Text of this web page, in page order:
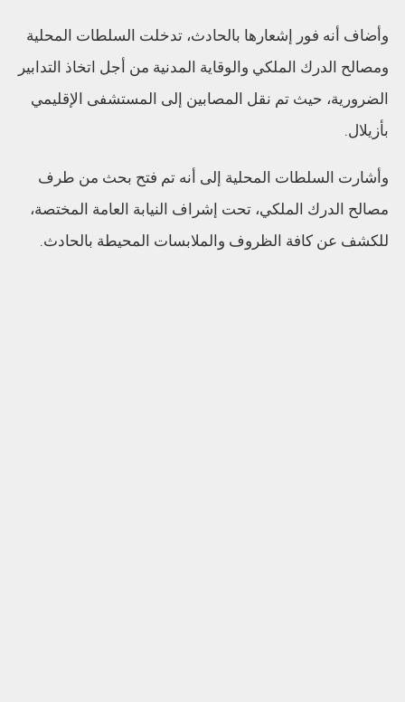
وأضاف أنه فور إشعارها بالحادث، تدخلت السلطات المحلية
ومصالح الدرك الملكي والوقاية المدنية من أجل اتخاذ التدابير
الضرورية، حيث تم نقل المصابين إلى المستشفى الإقليمي
بأزيلال.
وأشارت السلطات المحلية إلى أنه تم فتح بحث من طرف
مصالح الدرك الملكي، تحت إشراف النيابة العامة المختصة،
للكشف عن كافة الظروف والملابسات المحيطة بالحادث.